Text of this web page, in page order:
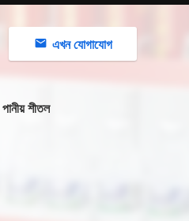
এখন যোগাযোগ
শীতল